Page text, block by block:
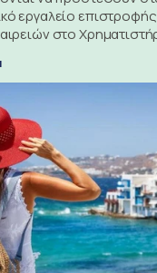
εργαλείο
στο